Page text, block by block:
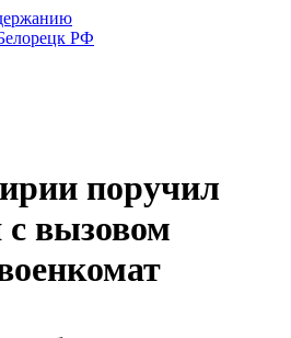
РФ
поручил
с вызовом